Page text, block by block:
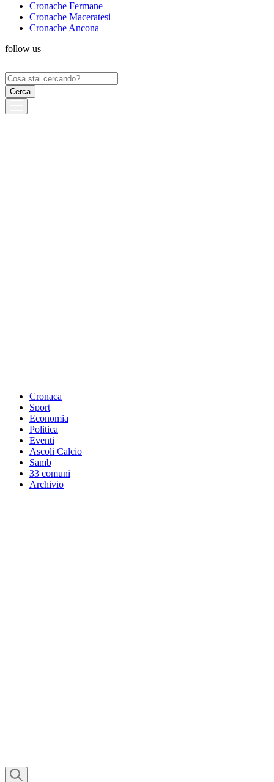
Cronache Fermane
Cronache Maceratesi
Cronache Ancona
follow us
Ricerca
per:
Cronaca
Sport
Economia
Politica
Eventi
Ascoli Calcio
Samb
33 comuni
Archivio